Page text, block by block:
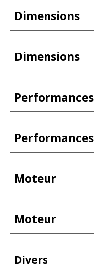
Dimensions
Dimensions
Performances
Performances
Moteur
Moteur
Divers